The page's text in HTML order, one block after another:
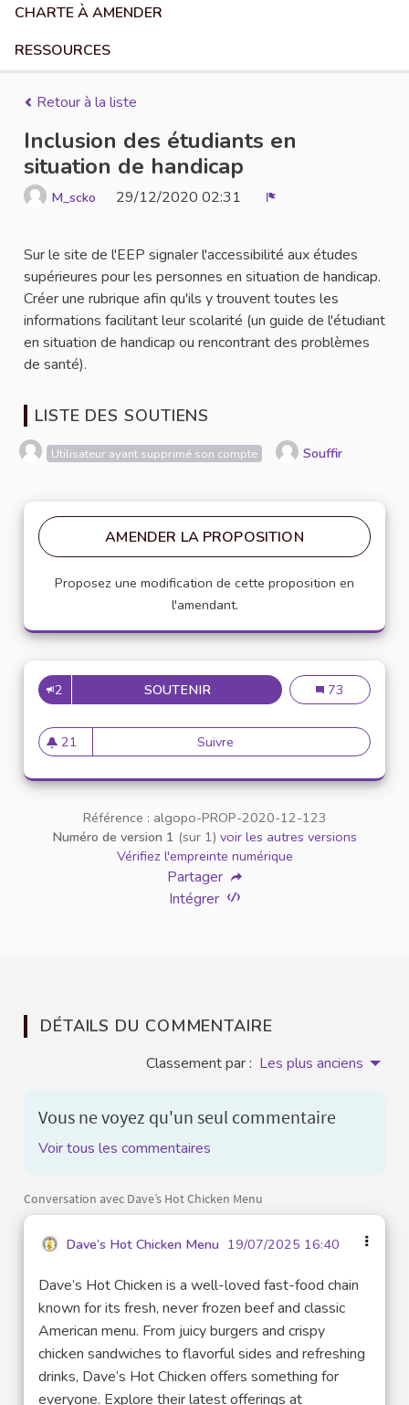
CHARTE À AMENDER
RESSOURCES
Retour à la liste
Inclusion des étudiants en
situation de handicap
M_scko 29/12/2020 02:31
Sur le site de l'EEP signaler l'accessibilité aux études
supérieures pour les personnes en situation de handicap.
Créer une rubrique afin qu'ils y trouvent toutes les
informations facilitant leur scolarité (un guide de l'étudiant
en situation de handicap ou rencontrant des problèmes
de santé).
LISTE DES SOUTIENS
Utilisateur ayant supprimé son compte Souffir
AMENDER LA PROPOSITION
Proposez une modification de cette proposition en
l'amendant.
2 SOUTENIRINCLUSION DES ÉTUDIANTS
Inclusion des
73
21
21 abonnés
Suivre Inclusion des étudiants en
Référence : algopo-PROP-2020-12-123
Numéro de version 1 (sur 1) voir les autres versions
Vérifiez l'empreinte numérique
Partager
Intégrer
DÉTAILS DU COMMENTAIRE
Classement par : Les plus anciens
Vous ne voyez qu'un seul commentaire
Voir tous les commentaires
Conversation avec Dave’s Hot Chicken Menu
Dave’s Hot Chicken Menu 19/07/2025 16:40
Dave’s Hot Chicken is a well-loved fast-food chain
known for its fresh, never frozen beef and classic
American menu. From juicy burgers and crispy
chicken sandwiches to flavorful sides and refreshing
drinks, Dave’s Hot Chicken offers something for
everyone. Explore their latest offerings at